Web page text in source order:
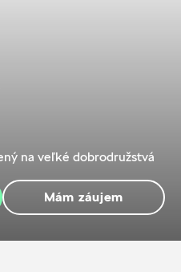
na veľké dobrodružstvá
Mám záujem